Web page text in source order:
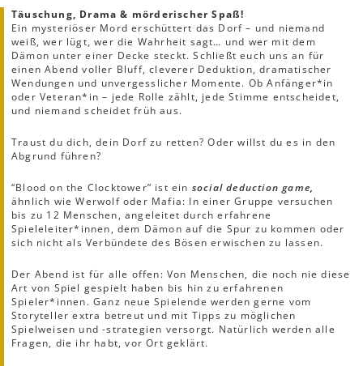
Täuschung, Drama & mörderischer Spaß!
Ein mysteriöser Mord erschüttert das Dorf – und niemand
weiß, wer lügt, wer die Wahrheit sagt… und wer mit dem
Dämon unter einer Decke steckt. Schließt euch uns an für
einen Abend voller Bluff, cleverer Deduktion, dramatischer
Wendungen und unvergesslicher Momente. Ob Anfänger*in
oder Veteran*in – jede Rolle zählt, jede Stimme entscheidet,
und niemand scheidet früh aus.
Traust du dich, dein Dorf zu retten? Oder willst du es in den
Abgrund führen?
“Blood on the Clocktower” ist ein social deduction game,
ähnlich wie Werwolf oder Mafia: In einer Gruppe versuchen
bis zu 12 Menschen, angeleitet durch erfahrene
Spieleleiter*innen, dem Dämon auf die Spur zu kommen oder
sich nicht als Verbündete des Bösen erwischen zu lassen.
Der Abend ist für alle offen: Von Menschen, die noch nie diese
Art von Spiel gespielt haben bis hin zu erfahrenen
Spieler*innen. Ganz neue Spielende werden gerne vom
Storyteller extra betreut und mit Tipps zu möglichen
Spielweisen und -strategien versorgt. Natürlich werden alle
Fragen, die ihr habt, vor Ort geklärt.